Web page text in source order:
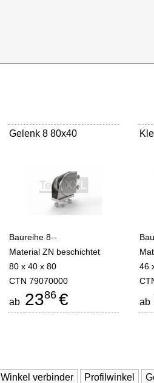
Gelenk 8 80x40
Baureihe 8--
Material ZN beschichtet
80 x 40 x 80
CTN 79070000
ab 2386 €
46
ab
Winkel verbinder Profilwinkel